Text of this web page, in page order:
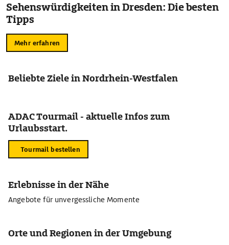
Sehenswürdigkeiten in Dresden: Die besten
Tipps
Mehr erfahren
Beliebte Ziele in Nordrhein-Westfalen
ADAC Tourmail - aktuelle Infos zum
Urlaubsstart.
Tourmail bestellen
Erlebnisse in der Nähe
Angebote für unvergessliche Momente
Orte und Regionen in der Umgebung